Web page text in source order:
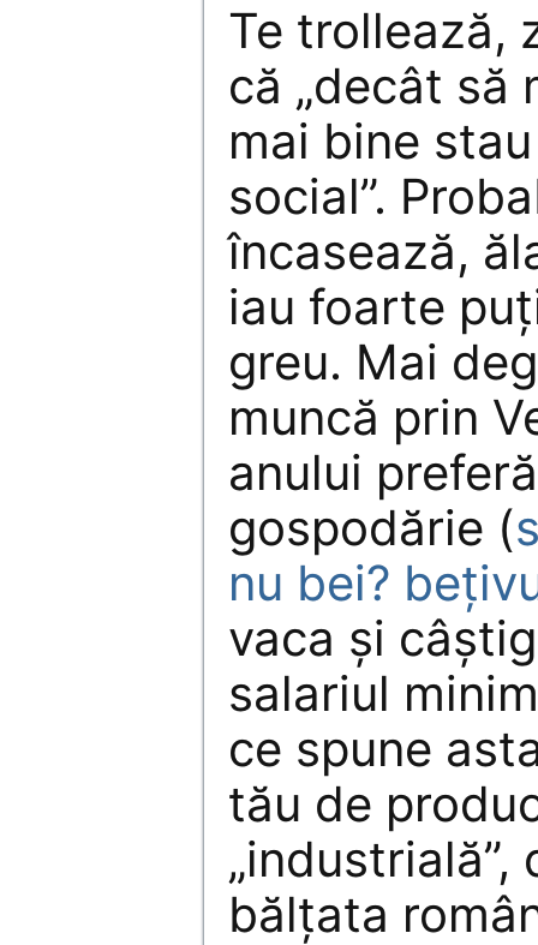
Te trollează,
că „decât să
mai bine
social”.
încasează,
iau foarte
greu. Mai
muncă prin
anului
gospodărie (
nu bei?
vaca și
salariul
ce spune
tău de
bălțata